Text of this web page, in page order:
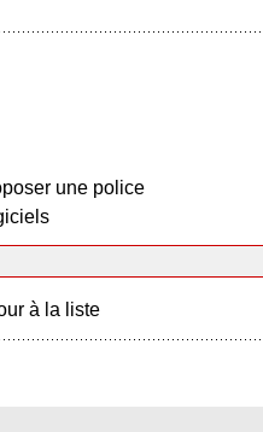
une police
à la liste